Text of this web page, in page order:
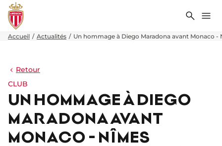
Accueil Actualités Un hommage à Diego Maradona avant Monaco -
Retour
CLUB
UN HOMMAGE À DIEGO
MARADONA AVANT
MONACO - NÎMES